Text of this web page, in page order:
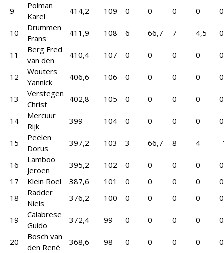
9
Polman
Karel
414,2 109 0 0 0 0 0
10
Drummen
Frans
411,9 108 6 66,7 7 4,5 0
11
Berg Fred
van den
410,4 107 0 0 0 0 0
12
Wouters
Yannick
406,6 106 0 0 0 0 0
13
Verstegen
Christ
402,8 105 0 0 0 0 0
14
Mercuur
Rijk
399 104 0 0 0 0 0
15
Peelen
Dorus
397,2 103 3 66,7 8 4
16
Lamboo
Jeroen
395,2 102 0 0 0 0
0
17 Klein Roel 387,6 101 0 0 0 0
0
18
Radder
Niels
376,2 100 0 0 0 0 0
19
Calabrese
Guido
372,4 99 0 0 0 0 0
20
Bosch van
den René
368,6 98 0 0 0 0 0